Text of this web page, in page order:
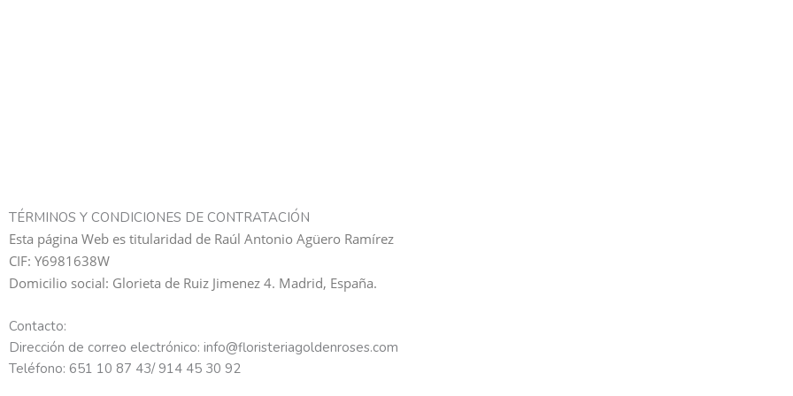
TÉRMINOS Y CONDICIONES DE CONTRATACIÓN
Esta página Web es titularidad de Raúl Antonio Agüero Ramírez
CIF: Y6981638W
Domicilio social: Glorieta de Ruiz Jimenez 4. Madrid, España.
Contacto:
Dirección de correo electrónico: info@floristeriagoldenroses.com
Teléfono: 651 10 87 43/ 914 45 30 92